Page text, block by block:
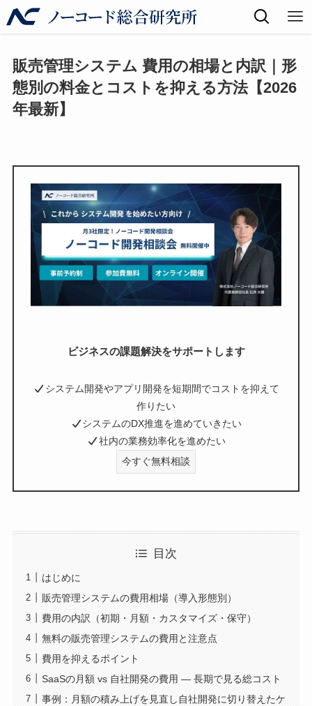
販売管理システム 費用の相場と内訳｜形
態別の料金とコストを抑える方法【2026
年最新】
ビジネスの課題解決をサポートします
システム開発やアプリ開発を短期間でコストを抑えて
作りたい
システムのDX推進を進めていきたい
社内の業務効率化を進めたい
今すぐ無料相談
目次
はじめに
販売管理システムの費用相場（導入形態別）
費用の内訳（初期・月額・カスタマイズ・保守）
無料の販売管理システムの費用と注意点
費用を抑えるポイント
SaaSの月額 vs 自社開発の費用 ― 長期で見る総コスト
事例：月額の積み上げを見直し自社開発に切り替えたケ